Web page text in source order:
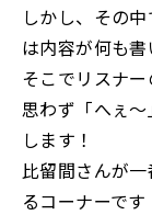
しかし、その
は内容が何も書
そこでリスナ
思わず「へぇ
します！
比留間さんが
るコーナーです